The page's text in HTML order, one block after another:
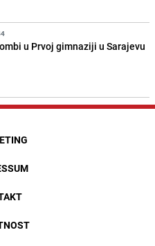
u Prvoj gimnaziji u Sarajevu